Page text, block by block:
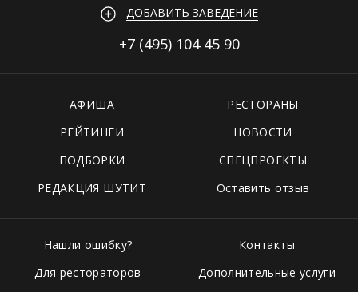
ДОБАВИТЬ ЗАВЕДЕНИЕ
+7 (495) 104 45 90
АФИША
РЕСТОРАНЫ
РЕЙТИНГИ
НОВОСТИ
ПОДБОРКИ
СПЕЦПРОЕКТЫ
РЕДАКЦИЯ ШУТИТ
Оставить отзыв
Нашли ошибку?
Для рестораторов
Контакты
Дополнительные услуги